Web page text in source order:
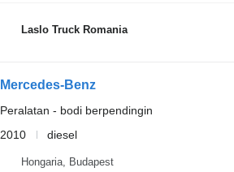
Laslo Truck Romania
Mercedes-Benz
Peralatan - bodi berpendingin
2010
diesel
Hongaria, Budapest